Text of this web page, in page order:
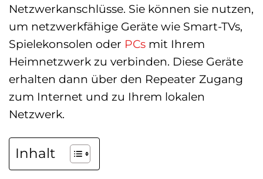
Netzwerkanschlüsse. Sie können sie nutzen,
um netzwerkfähige Geräte wie Smart-TVs,
Spielekonsolen oder PCs mit Ihrem
Heimnetzwerk zu verbinden. Diese Geräte
erhalten dann über den Repeater Zugang
zum Internet und zu Ihrem lokalen
Netzwerk.
Inhalt